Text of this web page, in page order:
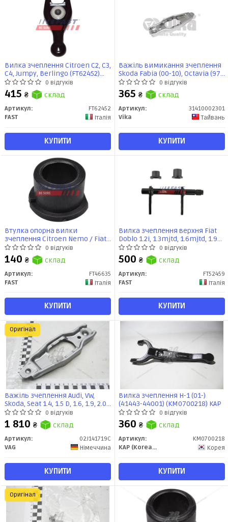
Вилка зчеплення Citroen C2, C3,
C4, Jumpy, Berlingo (FT62452)
Fast
0 відгуків
415 ₴ склад
Артикул:
FT62452
FAST
Італія
КУПИТИ
Важіль вимикання зчеплення
Skoda Fabia (00-10), Octavia (97-
13, 13-)/VW Golf (03-), Jetta (06-),
Passat (06-), Polo (02-)
(31410002301) VIKA
0 відгуків
365 ₴ склад
Артикул:
31410002301
Vika
Тайвань
КУПИТИ
Втулка опорна вилки
зчеплення Citroen Nemo / Fiat
Doblo (FT46635) Fast
0 відгуків
140 ₴ склад
Артикул:
FT46635
FAST
Італія
КУПИТИ
Вилка зчеплення верхня Fiat
Doblo 1.2i, 1.3mjtd, 1.6mjtd, 1.9d,
1.9jtd, 1.9mjtd (00-16) (FT52459)
Fast
0 відгуків
500 ₴ склад
Артикул:
FT52459
FAST
Італія
КУПИТИ
Важiль зчеплення Audi, VW,
Skoda, Seat 1.4, 1.5 D, 1.6, 1.9, 2.0
D, 2.5 (2004-) (02J141719C) VAG
0 відгуків
1 810 ₴ склад
Артикул:
02J141719C
VAG
Німеччина
КУПИТИ
Оригінал
Вилка зчеплення H-1 (01-)
(41443-44001) (KM0700218) KAP
0 відгуків
360 ₴ склад
Артикул:
KM0700218
KAP (KoreaAutoParts)
Корея
КУПИТИ
Оригінал